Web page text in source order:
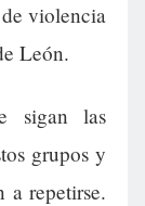
de violencia
León.
sigan las
grupos y
a repetirse.